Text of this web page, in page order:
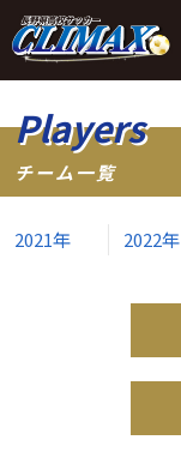
Players
チーム一覧
2021年 2022年